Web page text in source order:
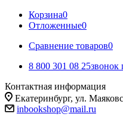
Корзина0
Отложенные0
Сравнение товаров0
8 800 301 08 25звонок
Контактная информация
Екатеринбург, ул.
inbookshop@mail.ru